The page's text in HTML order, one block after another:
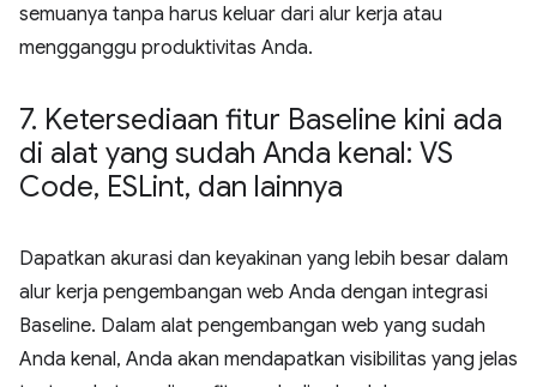
semuanya tanpa harus keluar dari alur kerja atau
mengganggu produktivitas Anda.
7. Ketersediaan fitur Baseline kini ada
di alat yang sudah Anda kenal: VS
Code, ESLint, dan lainnya
Dapatkan akurasi dan keyakinan yang lebih besar dalam
alur kerja pengembangan web Anda dengan integrasi
Baseline. Dalam alat pengembangan web yang sudah
Anda kenal, Anda akan mendapatkan visibilitas yang jelas